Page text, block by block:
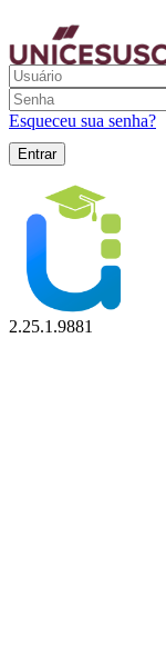
Esqueceu sua senha?
2.25.1.9881